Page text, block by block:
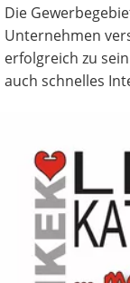
Die
Unternehmen
erfolgreich zu
auch schnelles